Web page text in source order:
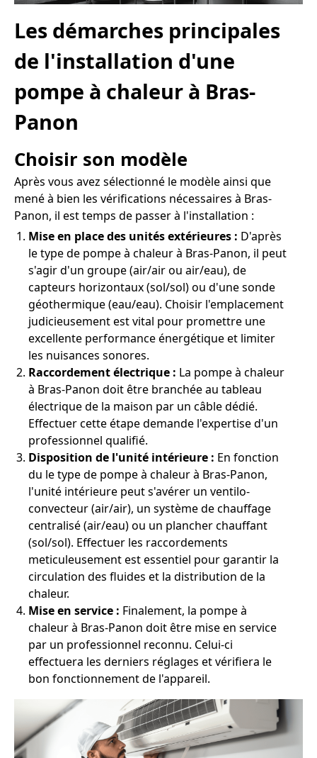
Les démarches principales
de l'installation d'une
pompe à chaleur à Bras-
Panon
Choisir son modèle
Après vous avez sélectionné le modèle ainsi que
mené à bien les vérifications nécessaires à Bras-
Panon, il est temps de passer à l'installation :
Mise en place des unités extérieures : D'après
le type de pompe à chaleur à Bras-Panon, il peut
s'agir d'un groupe (air/air ou air/eau), de
capteurs horizontaux (sol/sol) ou d'une sonde
géothermique (eau/eau). Choisir l'emplacement
judicieusement est vital pour promettre une
excellente performance énergétique et limiter
les nuisances sonores.
Raccordement électrique : La pompe à chaleur
à Bras-Panon doit être branchée au tableau
électrique de la maison par un câble dédié.
Effectuer cette étape demande l'expertise d'un
professionnel qualifié.
Disposition de l'unité intérieure : En fonction
du le type de pompe à chaleur à Bras-Panon,
l'unité intérieure peut s'avérer un ventilo-
convecteur (air/air), un système de chauffage
centralisé (air/eau) ou un plancher chauffant
(sol/sol). Effectuer les raccordements
meticuleusement est essentiel pour garantir la
circulation des fluides et la distribution de la
chaleur.
Mise en service : Finalement, la pompe à
chaleur à Bras-Panon doit être mise en service
par un professionnel reconnu. Celui-ci
effectuera les derniers réglages et vérifiera le
bon fonctionnement de l'appareil.